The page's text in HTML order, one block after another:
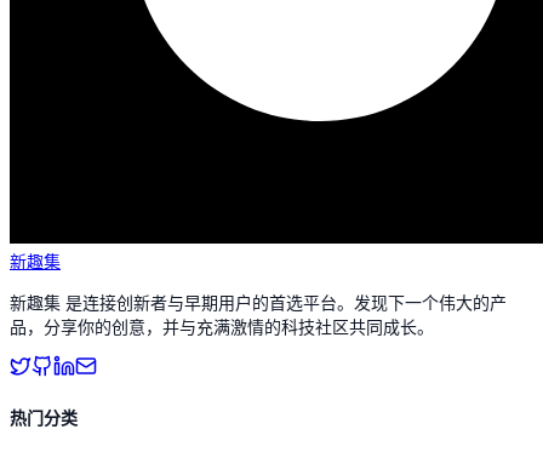
新趣集
新趣集 是连接创新者与早期用户的首选平台。发现下一个伟大的产
品，分享你的创意，并与充满激情的科技社区共同成长。
热门分类